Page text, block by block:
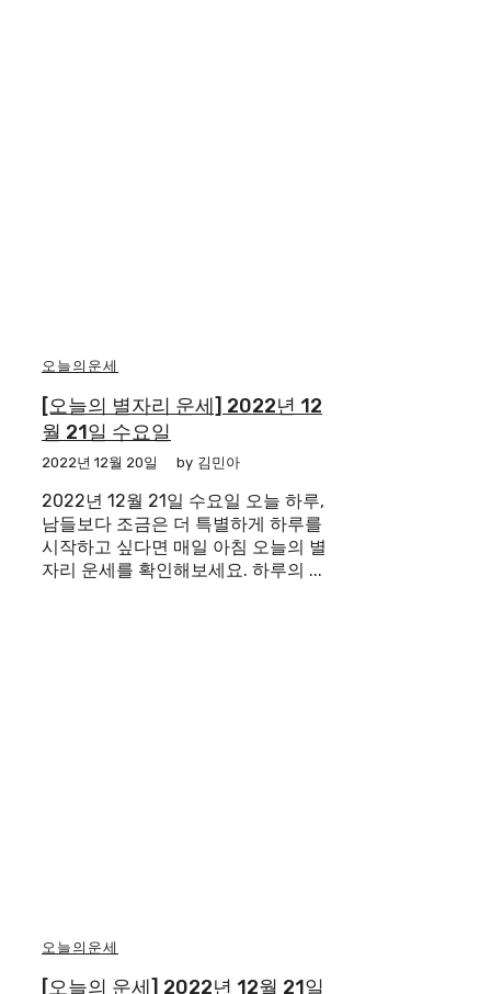
오늘의운세
[오늘의 별자리 운세] 2022년 12
월 21일 수요일
2022년 12월 20일 by 김민아
2022년 12월 21일 수요일 오늘 하루,
남들보다 조금은 더 특별하게 하루를
시작하고 싶다면 매일 아침 오늘의 별
자리 운세를 확인해보세요. 하루의 ...
오늘의운세
[오늘의 운세] 2022년 12월 21일